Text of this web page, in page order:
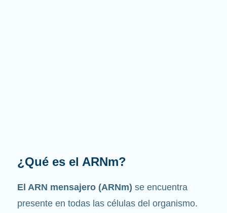
¿Cuál es la función que
Como su nombre indica, el ARNm es un